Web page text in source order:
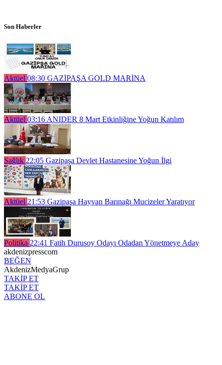
Son Haberler
Aktüel 08:30 GAZİPAŞA GOLD MARİNA
Aktüel 03:16 ANIDER 8 Mart Etkinliğine Yoğun Katılım
Sağlık 22:05 Gazipaşa Devlet Hastanesine Yoğun İlgi
Aktüel 21:53 Gazipaşa Hayvan Barınağı Mucizeler Yaratıyor
Politika 22:41 Fatih Durusoy Odayı Odadan Yönetmeye Aday
akdenizpresscom
BEĞEN
AkdenizMedyaGrup
TAKİP ET
TAKİP ET
ABONE OL